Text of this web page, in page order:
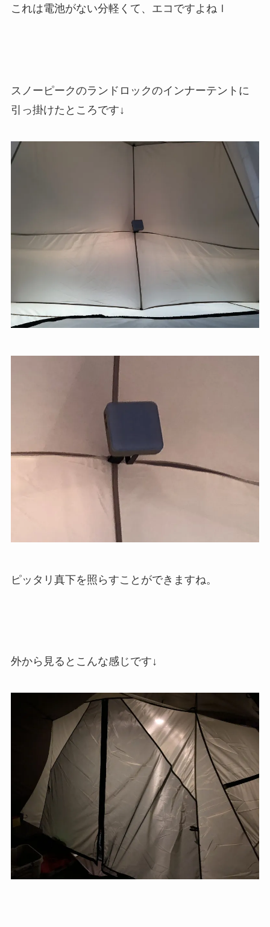
これは電池がない分軽くて、エコですよねｌ
スノーピークのランドロックのインナーテントに
引っ掛けたところです↓
ピッタリ真下を照らすことができますね。
外から見るとこんな感じです↓